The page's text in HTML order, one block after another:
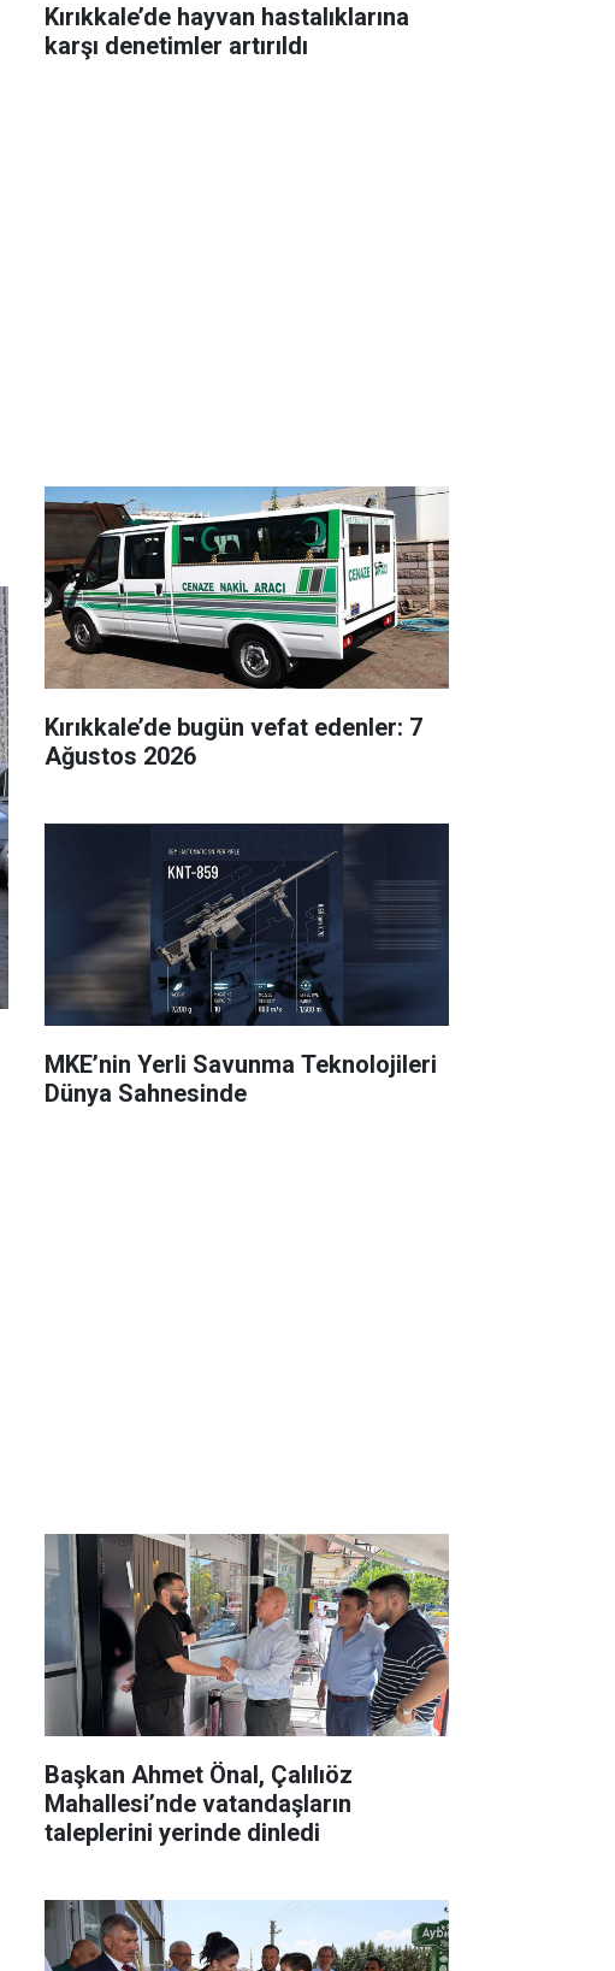
Kırıkkale’de hayvan hastalıklarına
karşı denetimler artırıldı
Kırıkkale’de bugün vefat edenler: 7
Ağustos 2026
MKE’nin Yerli Savunma Teknolojileri
Dünya Sahnesinde
Başkan Ahmet Önal, Çalılıöz
Mahallesi’nde vatandaşların
taleplerini yerinde dinledi